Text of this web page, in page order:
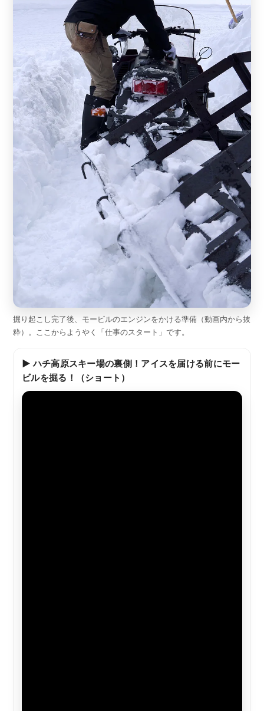
掘り起こし完了後、モービルのエンジンをかける準備（動画内から抜
粋）。ここからようやく「仕事のスタート」です。
▶ ハチ高原スキー場の裏側！アイスを届ける前にモー
ビルを掘る！（ショート）